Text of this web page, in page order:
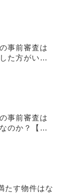
事前審査は
た方がいい
事前審査は
のか？【不
たす物件はな